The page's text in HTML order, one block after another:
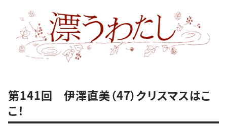
第141回 伊澤直美（47）クリスマスはこ
こ！